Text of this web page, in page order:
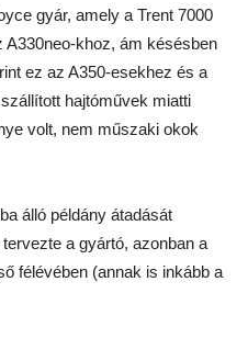
gyár, amely a Trent 7000
khoz, ám késésben
ez az A350-esekhez és a
hajtóművek miatti
volt, nem műszaki okok
álló példány átadását
a gyártó, azonban a
félévében (annak is inkább a